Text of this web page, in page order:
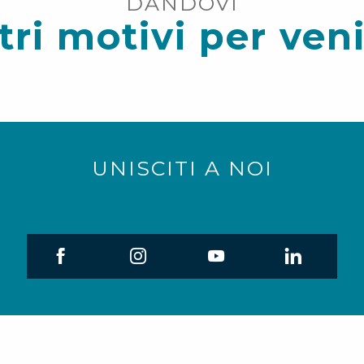
motivi per
UNISCITI A NOI